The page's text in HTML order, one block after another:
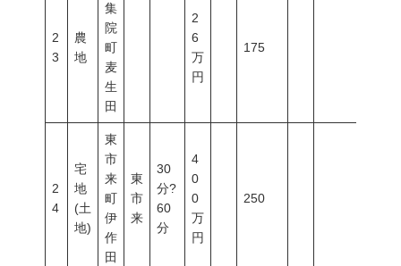
2
3
農
地
集
院
町
麦
生
田
2
6
万
円
175
2
4
宅
地
(土
地)
東
市
来
町
伊
作
田
東
市
来
30
分?
60
分
4
0
0
万
円
250